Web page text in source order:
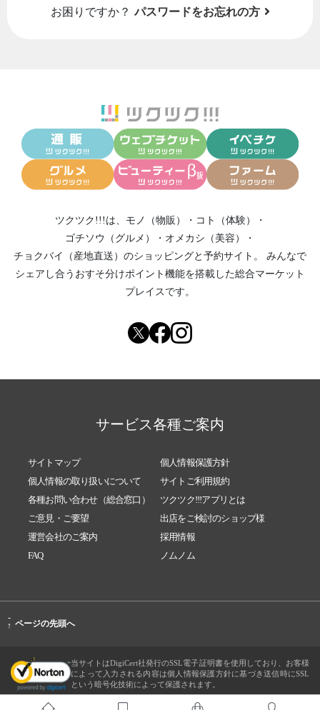
お困りですか？ パスワードをお忘れの方
ツクツク!!!は、 モノ（物販） ・ コト（体験）
・
ゴチソウ（グルメ）
・ オメカシ（美容）
・
チョクバイ（産地直送） のショッピングと予約サイト。
みんなで
シェアし合う おすそ分けポイント機能を搭載した総合マーケット
プレイスです。
サービス各種ご案内
サイトマップ
個人情報保護方針
個人情報の取り扱いについて
サイトご利用規約
各種お問い合わせ（総合窓口）
ツクツク!!!アプリとは
ご意見・ご要望
出店をご検討のショップ様
運営会社のご案内
採用情報
FAQ
ノムノム
-
↑ ページの先頭へ
当サイトはDigiCert社発行のSSL電子証明書を使用しており、お客様
によって入力される内容は個人情報保護方針に基づき送信時にSSL
という暗号化技術によって保護されます。